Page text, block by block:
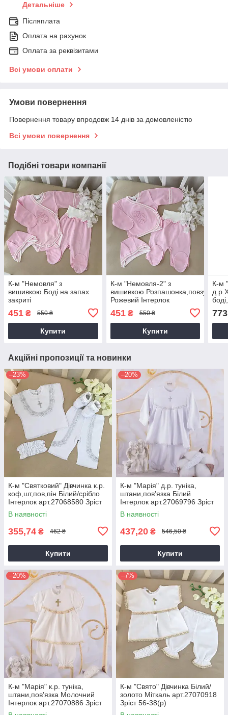
Детальніше
Післяплата
Оплата на рахунок
Оплата за реквізитами
Всі умови оплати
Умови повернення
Повернення товару впродовж 14 днів за домовленістю
Всі умови повернення
Подібні товари компанії
К-м "Немовля" з
вишивкою.Боді на запах
закриті
Рожевий Інтерлок
арт.27082370 Зріст
451 ₴ 550 ₴
Купити
К-м "Немовля-2" з
Рожевий Інтерлок
38(р)
451₴ 550 ₴
Купити
К-м
Акційні пропозиції та новинки
–23%
К-м "Святковий" Дівчинка к.р.
коф,шт,пов,пін Білий/срібло
Інтерлок арт.27068580 Зріст
56-38(р)
В наявності
355,74 ₴ 462 ₴
Купити
–20%
К-м "Марія" д.р. туніка,
штани,пов'язка Білий
Інтерлок арт.27069796 Зріст
80-50(р)
В наявності
437,20 ₴ 546,50 ₴
Купити
–20%
К-м "Марія" к.р. туніка,
штани,пов'язка Молочний
Інтерлок арт.27070886 Зріст
56-38(р)
–7%
К-м "Свято" Дівчинка Білий/
золото Міткаль арт.27070918
Зріст 56-38(р)